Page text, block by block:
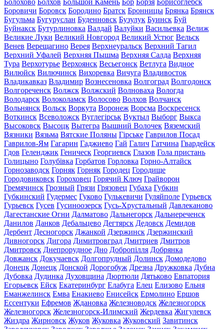
Болохово Болхов Большой Камень Бор Борзя Борисоглебск
Боровичи Боровск Бородино Братск Бронницы Брянка Брянск
Бугульма Бугуруслан Буденновск Бузулук Буинск Буй
Буйнакск Бутурлиновка Валдай Валуйки Васильевка Велиж
Великие Луки Великий Новгород Великий Устюг Вельск
Венев Верещагино Верея Верхнеуральск Верхний Тагил
Верхний Уфалей Верхняя Пышма Верхняя Салда Верхняя
Тура Верхотурье Верхоянск Весьегонск Ветлуга Видное
Вилюйск Вилючинск Вихоревка Вичуга Владивосток
Владикавказ Владимир Вознесеновка Волгоград Волгодонск
Волгореченск Волжск Волжский Волноваха Вологда
Володарск Волоколамск Волосово Волхов Волчанск
Вольнянск Вольск Воркута Воронеж Ворсма Воскресенск
Воткинск Всеволожск Вуглегірськ Вуктыл Выборг Выкса
Высоковск Высоцк Вытегра Вышний Волочек Вяземский
Вязники Вязьма Вятские Поляны Гірське Гаврилов Посад
Гаврилов-Ям Гагарин Гаджиево Гай Галич Гатчина Гвардейск
Гдов Геленджик Геническ Георгиевск Глазов Гола пристань
Голицыно Голубівка Горбатов Горловка Горно-Алтайск
Горнозаводск Горняк Горняк Городец Городище
Городовиковск Гороховец Горячий Ключ Грайворон
Гремячинск Грозный Грязи Грязовец Губаха Губкин
Губкинский Гудермес Гуково Гулькевичи Гуляйполе Гурьевск
Гурьевск Гусев Гусиноозерск Гусь-Хрустальный Давлеканово
Дагестанские Огни Далматово Дальнегорск Дальнереченск
Данилов Данков Дебальцево Дегтярск Дедовск Демидов
Дербент Десногорск Джанкой Дзержинск Дзержинский
Дивногорск Дигора Димитровград Дмитриев Дмитров
Дмитровск Днепрорудное Дно Добропілля Добрянка
Довжанск Докучаевск Долгопрудный Долинск Домодедово
Донецк Донецк Донской Дорогобуж Дрезна Дружковка Дубна
Дубовка Дудинка Духовщина Дюртюли Дятьково Евпатория
Егорьевск Ейск Екатеринбург Елабуга Елец Елизово Ельня
Еманжелинск Емва Енакиево Енисейск Ермолино Ершов
Ессентуки Ефремов Ждановка Железноводск Железногорск
Железногорск Железногорск-Илимский Жердевка Жигулевск
Жиздра Жирновск Жуков Жуковка Жуковский Завитинск